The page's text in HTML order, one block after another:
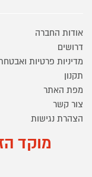
אודות החברה
דרושים
מדיניות פרטיות
תקנון
מפת האתר
צור קשר
הצהרת נגישות
מוקד